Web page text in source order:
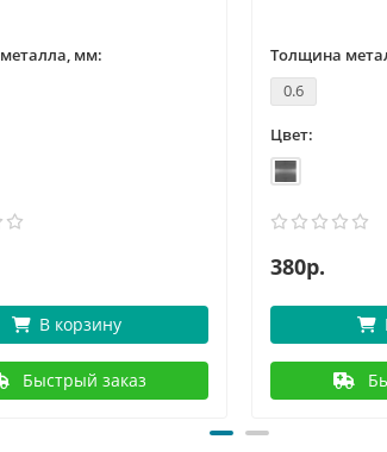
мм:
В корзину
Быстрый заказ
Толщина
0.6
Цвет:
380р.